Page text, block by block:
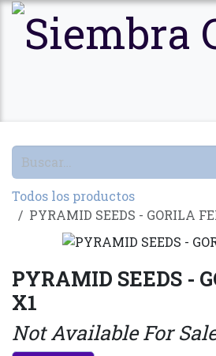
Ir al contenido
Todos los productos
PYRAMID SEEDS - GORILA
PYRAMID SEEDS -
X1
Not Available For